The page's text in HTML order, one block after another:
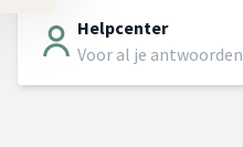
Helpcenter
Voor al je antwoorden